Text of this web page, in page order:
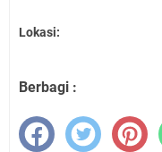
Lokasi:
Berbagi :